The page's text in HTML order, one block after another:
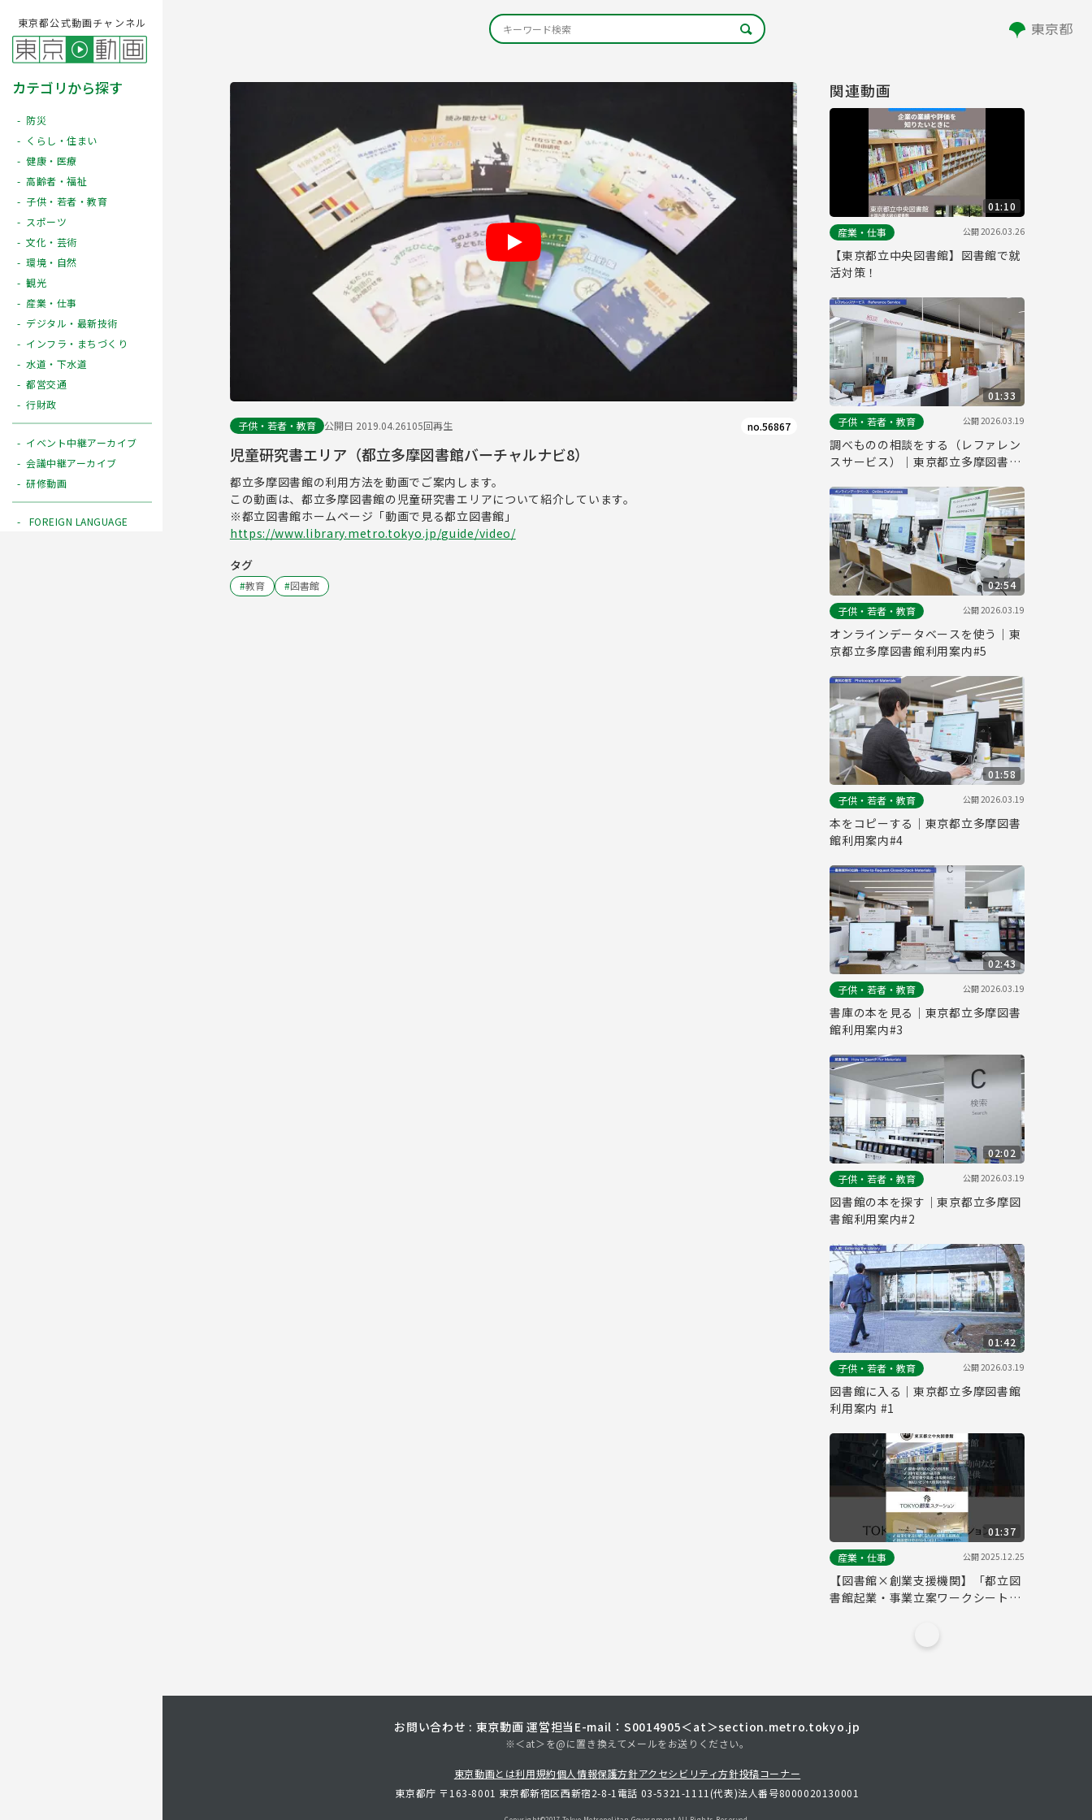
東京都公式動画チャンネル
カテゴリから探す
防災
くらし・住まい
健康・医療
高齢者・福祉
子供・若者・教育
スポーツ
文化・芸術
環境・自然
観光
産業・仕事
デジタル・最新技術
インフラ・まちづくり
水道・下水道
都営交通
行財政
イベント中継アーカイブ
会議中継アーカイブ
研修動画
FOREIGN LANGUAGE
Play
子供・若者・教育 公開日 2019.04.26105回再生 no.56867
児童研究書エリア（都立多摩図書館バーチャルナビ8）
都立多摩図書館の利用方法を動画でご案内します。
この動画は、都立多摩図書館の児童研究書エリアについて紹介しています。
※都立図書館ホームページ「動画で見る都立図書館」
https://www.library.metro.tokyo.jp/guide/video/
タグ
#教育 #図書館
関連動画
01:10
産業・仕事
公開2026.03.26
【東京都立中央図書館】図書館で就
活対策！
01:33
子供・若者・教育
公開2026.03.19
調べものの相談をする（レファレン
スサービス）｜東京都立多摩図書館
02:54
子供・若者・教育
公開2026.03.19
オンラインデータベースを使う｜東
京都立多摩図書館利用案内#5
01:58
子供・若者・教育
公開2026.03.19
本をコピーする｜東京都立多摩図書
館利用案内#4
02:43
子供・若者・教育
公開2026.03.19
書庫の本を見る｜東京都立多摩図書
館利用案内#3
02:02
子供・若者・教育
公開2026.03.19
図書館の本を探す｜東京都立多摩図
書館利用案内#2
01:42
子供・若者・教育
公開2026.03.19
図書館に入る｜東京都立多摩図書館
利用案内 #1
01:37
産業・仕事
公開2025.12.25
【図書館×創業支援機関】「都立図
書館起業・事業立案ワークシート」
お問い合わせ : 東京動画 運営担当 E-mail：S0014905＜at＞section.metro.tokyo.jp
※＜at＞を@に置き換えてメールをお送りください。
東京動画とは利用規約個人情報保護方針アクセシビリティ方針投稿コーナー
東京都庁 〒163-8001 東京都新宿区西新宿2-8-1 電話 03-5321-1111(代表)法人番号8000020130001